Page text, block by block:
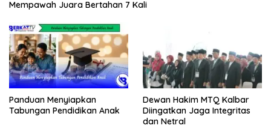
Mempawah Juara Bertahan 7 Kali
Panduan Menyiapkan
Tabungan Pendidikan Anak
Dewan Hakim MTQ Kalbar
Diingatkan Jaga Integritas
dan Netral